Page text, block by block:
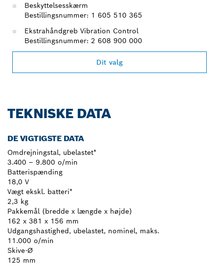
Beskyttelsesskærm
Bestillingsnummer: 1 605 510 365
Ekstrahåndgreb Vibration Control
Bestillingsnummer: 2 608 900 000
Dit valg
TEKNISKE DATA
DE VIGTIGSTE DATA
Omdrejningstal, ubelastet*
3.400 – 9.800 o/min
Batterispænding
18,0 V
Vægt ekskl. batteri*
2,3 kg
Pakkemål (bredde x længde x højde)
162 x 381 x 156 mm
Udgangshastighed, ubelastet, nominel, maks.
11.000 o/min
Skive-Ø
125 mm